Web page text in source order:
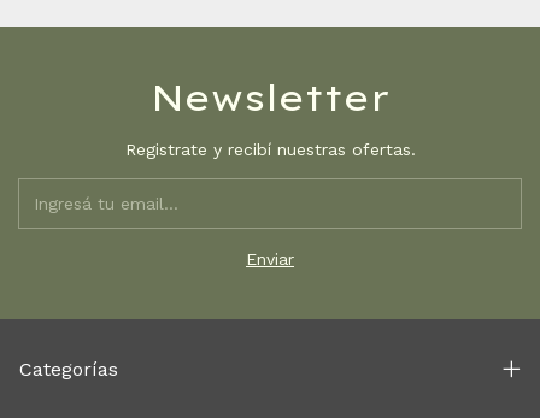
Newsletter
Registrate y recibí nuestras ofertas.
Categorías